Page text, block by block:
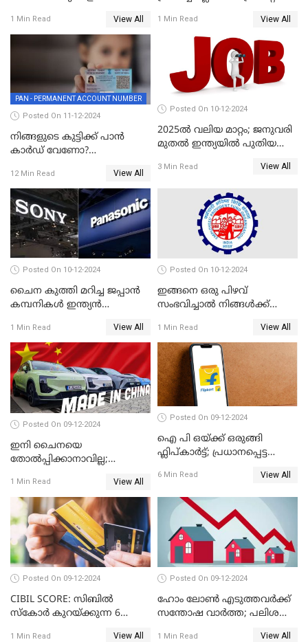
ചൈന
1 Min Read View All 1 Min Read View All
PAN - PERMANENT ACCOUNT NUMBER
Posted On 11-12-2024
നിങ്ങളുടെ കുട്ടിക്ക് പാൻ
കാർഡ് വേണോ?
എങ്ങനെയാണെന്ന് നോക്കാം
12 Min Read View All
Posted On 10-12-2024
2025ൽ വലിയ മാറ്റം; ജനുവരി
മുതൽ ഇന്ത്യയിൽ പുതിയ
3 Min Read View All
Posted On 10-12-2024
ചൈന കുത്തി മറിച്ച ജപ്പാൻ
കമ്പനികൾ ഇന്ത്യൻ
വീണ്ടും മുന്നിൽ
1 Min Read View All
Posted On 10-12-2024
ഇങ്ങനെ ഒരു പിഴവ്
സംഭവിച്ചാൽ നിങ്ങൾക്ക്
1 Min Read View All
Posted On 09-12-2024
ഇനി ചൈനയെ
തോൽപ്പിക്കാനാവില്ല;
അമേരിക്കയേയും ഞെട്ടിച്ച്
ചൈനീസ് കാറുകൾ
1 Min Read View All
Posted On 09-12-2024
ഐ പി ഒയ്ക്ക് ഒരുങ്ങി
ഫ്ലിപ്കാർട്ട്; പ്രധാനപ്പെട്ട
6 Min Read View All
Posted On 09-12-2024
CIBIL SCORE: സിബിൽ
സ്കോർ കുറയ്ക്കുന്ന 6
1 Min Read View All
Posted On 09-12-2024
ഹോം ലോൺ എടുത്തവർക്ക്
സന്തോഷ വാർത്ത; പലിശ
1 Min Read View All